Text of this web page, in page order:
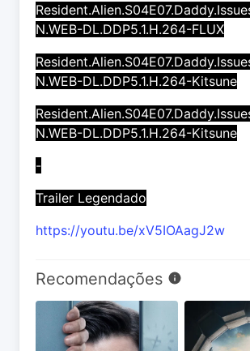
N.WEB-DL.DDP5.1.H.264-FLUX
N.WEB-DL.DDP5.1.H.264-Kitsune
N.WEB-DL.DDP5.1.H.264-Kitsune
-
Trailer Legendado
https://youtu.be/xV5IOAagJ2w
Recomendações